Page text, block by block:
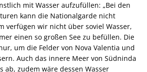
mit Wasser aufzufüllen: „Bei den
kann die Nationalgarde nicht
verfügen wir nicht über soviel Wasser,
einen so großen See zu befüllen. Die
um die Felder von Nova Valentia und
Auch das innere Meer von Südninda
ab, zudem wäre dessen Wasser